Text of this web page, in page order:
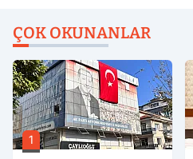
ÇOK OKUNANLAR
1